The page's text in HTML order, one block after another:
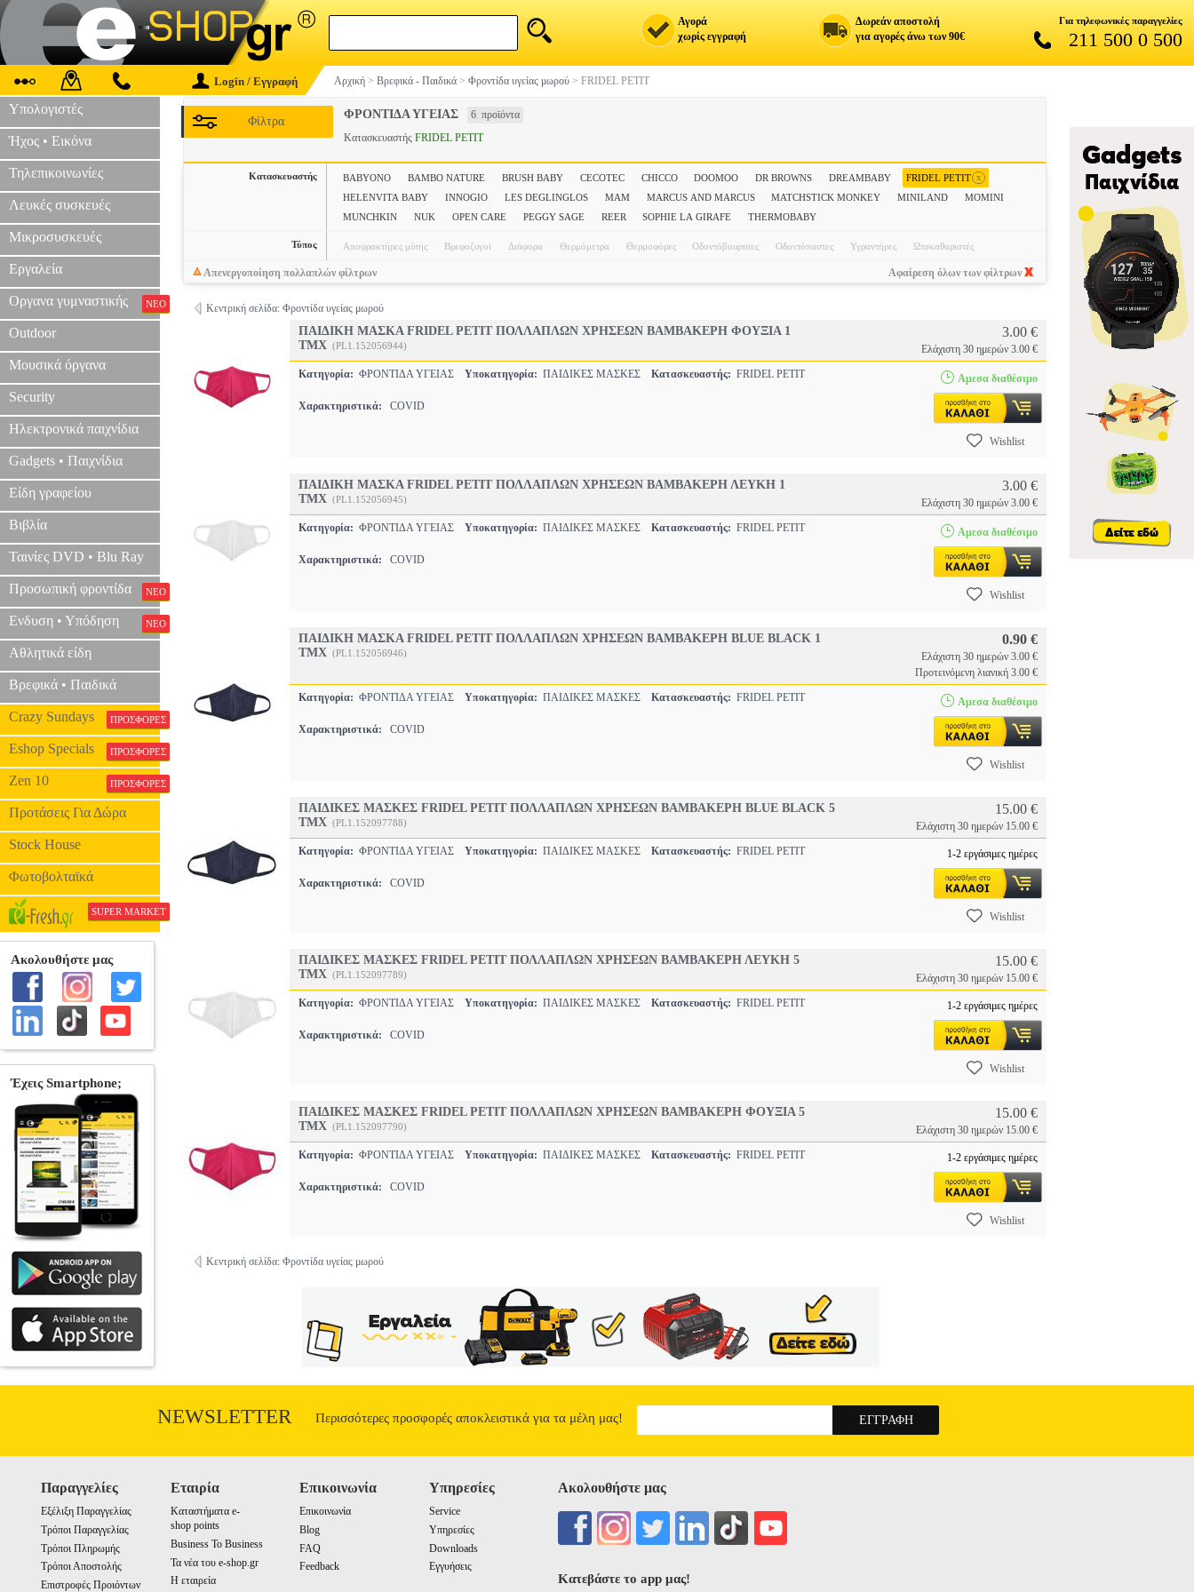
Αγορά
χωρίς εγγραφή
Δωρεάν αποστολή
για αγορές άνω των 90€
Για τηλεφωνικές παραγγελίες
211 500 0 500
Login / Εγγραφή Αρχική > Βρεφικά - Παιδικά > Φροντίδα υγείας μωρού > FRIDEL PETIT
Υπολογιστές
Ήχος • Εικόνα
Τηλεπικοινωνίες
Λευκές συσκευές
Μικροσυσκευές
Εργαλεία
Οργανα γυμναστικής ΝΕΟ
Outdoor
Μουσικά όργανα
Security
Ηλεκτρονικά παιχνίδια
Gadgets • Παιχνίδια
Είδη γραφείου
Βιβλία
Ταινίες DVD • Blu Ray
Προσωπική φροντίδα ΝΕΟ
Ενδυση • Υπόδηση ΝΕΟ
Αθλητικά είδη
Βρεφικά • Παιδικά
Crazy Sundays ΠΡΟΣΦΟΡΕΣ
Eshop Specials ΠΡΟΣΦΟΡΕΣ
Zen 10 ΠΡΟΣΦΟΡΕΣ
Προτάσεις Για Δώρα
Stock House
Φωτοβολταϊκά
SUPER MARKET
ΦΡΟΝΤΙΔΑ ΥΓΕΙΑΣ 6 προϊόντα
Φίλτρα
Κατασκευαστής FRIDEL PETIT
Κατασκευαστής BABYONO BAMBO NATURE BRUSH BABY CECOTEC CHICCO DOOMOO DR BROWNS DREAMBABY FRIDEL PETIT x
HELENVITA BABY
INNOGIO LES DEGLINGLOS MAM MARCUS AND MARCUS MATCHSTICK MONKEY MINILAND
MOMINI
MUNCHKIN
NUK OPEN CARE PEGGY SAGE REER SOPHIE LA GIRAFE THERMOBABY
Τύπος Αποφρακτήρες μύτης Βρεφοζυγοί Διάφορα Θερμόμετρα Θερμοφόρες Οδοντόβουρτσες Οδοντόπαστες Υγραντήρες Ωτοκαθαριστές
Απενεργοποίηση πολλαπλών φίλτρων Αφαίρεση όλων των φίλτρων
Κεντρική σελίδα: Φροντίδα υγείας μωρού
ΠΑΙΔΙΚΗ ΜΑΣΚΑ FRIDEL PETIT ΠΟΛΛΑΠΛΩΝ ΧΡΗΣΕΩΝ ΒΑΜΒΑΚΕΡΗ ΦΟΥΞΙΑ 1
ΤΜΧ (PL1.152056944)
3.00 €
Ελάχιστη 30 ημερών 3.00 €
Κατηγορία: ΦΡΟΝΤΙΔΑ ΥΓΕΙΑΣ Υποκατηγορία: ΠΑΙΔΙΚΕΣ ΜΑΣΚΕΣ Κατασκευαστής: FRIDEL PETIT
Χαρακτηριστικά: COVID
Αμεσα διαθέσιμο
Wishlist
ΠΑΙΔΙΚΗ ΜΑΣΚΑ FRIDEL PETIT ΠΟΛΛΑΠΛΩΝ ΧΡΗΣΕΩΝ ΒΑΜΒΑΚΕΡΗ ΛΕΥΚΗ 1
ΤΜΧ (PL1.152056945)
3.00 €
Ελάχιστη 30 ημερών 3.00 €
Κατηγορία: ΦΡΟΝΤΙΔΑ ΥΓΕΙΑΣ Υποκατηγορία: ΠΑΙΔΙΚΕΣ ΜΑΣΚΕΣ Κατασκευαστής: FRIDEL PETIT
Χαρακτηριστικά: COVID
Αμεσα διαθέσιμο
Wishlist
ΠΑΙΔΙΚΗ ΜΑΣΚΑ FRIDEL PETIT ΠΟΛΛΑΠΛΩΝ ΧΡΗΣΕΩΝ ΒΑΜΒΑΚΕΡΗ BLUE BLACK 1
ΤΜΧ (PL1.152056946)
0.90 €
Ελάχιστη 30 ημερών 3.00 €
Προτεινόμενη λιανική 3.00 €
Κατηγορία: ΦΡΟΝΤΙΔΑ ΥΓΕΙΑΣ Υποκατηγορία: ΠΑΙΔΙΚΕΣ ΜΑΣΚΕΣ Κατασκευαστής: FRIDEL PETIT
Χαρακτηριστικά: COVID
Αμεσα διαθέσιμο
Wishlist
ΠΑΙΔΙΚΕΣ ΜΑΣΚΕΣ FRIDEL PETIT ΠΟΛΛΑΠΛΩΝ ΧΡΗΣΕΩΝ ΒΑΜΒΑΚΕΡΗ BLUE BLACK 5
ΤΜΧ (PL1.152097788)
15.00 €
Ελάχιστη 30 ημερών 15.00 €
Κατηγορία: ΦΡΟΝΤΙΔΑ ΥΓΕΙΑΣ Υποκατηγορία: ΠΑΙΔΙΚΕΣ ΜΑΣΚΕΣ Κατασκευαστής: FRIDEL PETIT
Χαρακτηριστικά: COVID
1-2 εργάσιμες ημέρες
Wishlist
ΠΑΙΔΙΚΕΣ ΜΑΣΚΕΣ FRIDEL PETIT ΠΟΛΛΑΠΛΩΝ ΧΡΗΣΕΩΝ ΒΑΜΒΑΚΕΡΗ ΛΕΥΚΗ 5
ΤΜΧ (PL1.152097789)
15.00 €
Ελάχιστη 30 ημερών 15.00 €
Κατηγορία: ΦΡΟΝΤΙΔΑ ΥΓΕΙΑΣ Υποκατηγορία: ΠΑΙΔΙΚΕΣ ΜΑΣΚΕΣ Κατασκευαστής: FRIDEL PETIT
Χαρακτηριστικά: COVID
1-2 εργάσιμες ημέρες
Wishlist
ΠΑΙΔΙΚΕΣ ΜΑΣΚΕΣ FRIDEL PETIT ΠΟΛΛΑΠΛΩΝ ΧΡΗΣΕΩΝ ΒΑΜΒΑΚΕΡΗ ΦΟΥΞΙΑ 5
ΤΜΧ (PL1.152097790)
15.00 €
Ελάχιστη 30 ημερών 15.00 €
Κατηγορία: ΦΡΟΝΤΙΔΑ ΥΓΕΙΑΣ Υποκατηγορία: ΠΑΙΔΙΚΕΣ ΜΑΣΚΕΣ Κατασκευαστής: FRIDEL PETIT
Χαρακτηριστικά: COVID
1-2 εργάσιμες ημέρες
Wishlist
Κεντρική σελίδα: Φροντίδα υγείας μωρού
NEWSLETTER Περισσότερες προσφορές αποκλειστικά για τα μέλη μας!
Παραγγελίες
Εξέλιξη Παραγγελίας
Τρόποι Παραγγελίας
Τρόποι Πληρωμής
Τρόποι Αποστολής
Επιστροφές Προιόντων
Εταιρία
Καταστήματα e-
shop points
Business To Business
Τα νέα του e-shop.gr
Η εταιρεία
Επικοινωνία
Επικοινωνία
Blog
FAQ
Feedback
Υπηρεσίες
Service
Υπηρεσίες
Downloads
Εγγυήσεις
Ακολουθήστε μας
Κατεβάστε το app μας!